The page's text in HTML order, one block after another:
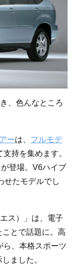
、色んなところ
ーは、 フルモデ
支持を集めます。
が登場。V6ハイブ
せたモデルでし
ス）」は、電子
ことで話題に。高
ら、本格スポーツ
ました。